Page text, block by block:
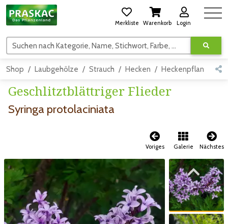
Merkliste Warenkorb Login
Suchen nach Kategorie, Name, Stichwort, Farbe, usw.
Shop Laubgehölze Strauch Hecken Heckenpflanzen
Geschlitztblättriger Flieder
Syringa protolaciniata
Voriges Galerie Nächstes
Zum vorigen Bild